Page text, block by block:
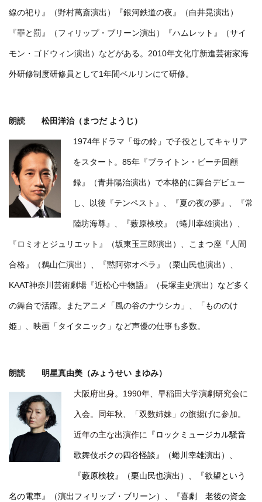
線の祀り』（野村萬斎演出）『銀河鉄道の夜』（白井晃演出）
『罪と罰』（フィリップ・ブリーン演出）『ハムレット』（サイ
モン・ゴドウィン演出）などがある。2010年文化庁新進芸術家海
外研修制度研修員として1年間ベルリンにて研修。
朗読 松田洋治（まつだ ようじ）
1974年ドラマ「母の鈴」で子役としてキャリア
をスタート。85年『ブライトン・ビーチ回顧
録』（青井陽治演出）で本格的に舞台デビュー
し、以後『テンペスト』、『夏の夜の夢』、『常
陸坊海尊』、『薮原検校』（蜷川幸雄演出）、
『ロミオとジュリエット』（坂東玉三郎演出）、こまつ座『人間
合格』（鵜山仁演出）、『黙阿弥オペラ』（栗山民也演出）、
KAAT神奈川芸術劇場『近松心中物語』（長塚圭史演出）など多く
の舞台で活躍。またアニメ「風の谷のナウシカ」、「もののけ
姫」、映画「タイタニック」など声優の仕事も多数。
朗読 明星真由美（みょうせい まゆみ）
大阪府出身。1990年、早稲田大学演劇研究会に
入会。同年秋、「双数姉妹」の旗揚げに参加。
近年の主な出演作に 『ロックミュージカル騒音
歌舞伎ボクの四谷怪談』（蜷川幸雄演出）、
『藪原検校』（栗山民也演出）、『欲望という
名の電車』（演出フィリップ・ブリーン）、『喜劇 老後の資金